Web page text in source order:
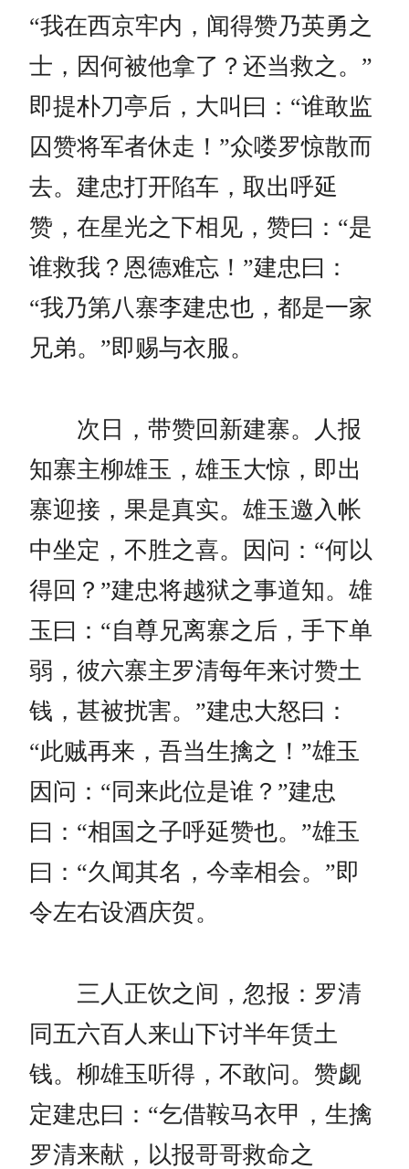
“我在西京牢内，闻得赞乃英勇之
士，因何被他拿了？还当救之。”
即提朴刀亭后，大叫曰：“谁敢监
囚赞将军者休走！”众喽罗惊散而
去。建忠打开陷车，取出呼延
赞，在星光之下相见，赞曰：“是
谁救我？恩德难忘！”建忠曰：
“我乃第八寨李建忠也，都是一家
兄弟。”即赐与衣服。
次日，带赞回新建寨。人报
知寨主柳雄玉，雄玉大惊，即出
寨迎接，果是真实。雄玉邀入帐
中坐定，不胜之喜。因问：“何以
得回？”建忠将越狱之事道知。雄
玉曰：“自尊兄离寨之后，手下单
弱，彼六寨主罗清每年来讨赞土
钱，甚被扰害。”建忠大怒曰：
“此贼再来，吾当生擒之！”雄玉
因问：“同来此位是谁？”建忠
曰：“相国之子呼延赞也。”雄玉
曰：“久闻其名，今幸相会。”即
令左右设酒庆贺。
三人正饮之间，忽报：罗清
同五六百人来山下讨半年赁土
钱。柳雄玉听得，不敢问。赞觑
定建忠曰：“乞借鞍马衣甲，生擒
罗清来献，以报哥哥救命之